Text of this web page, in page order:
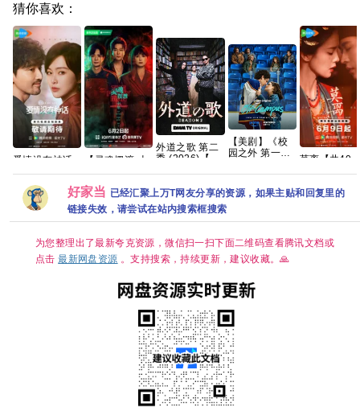
猜你喜欢：
爱情没有神话
(2026)更新中
4k+1080P国语
中字网盘资源
[0.9GB集]
【灵魂摆渡·十
年(2026)】
【全24集】
【1080P高
码】【国语中
字】【单
陆：悬疑 / 惊悚
/ 短片 / 奇幻 /
冒险】【主演:
外道之歌 第二
季 (2026)【附
の歌 2 夸克
【美剧】《校
园之外 第一季
校园恋曲 / 校
外》【中英字
幕】【夸克】
莫离‎【共40
三无千金许配
好家当 已经汇聚上万T网友分享的资源，如果主贴和回复里的
链接失效，请尝试在站内搜索框搜索
为您整理出了最新夸克资源，微信扫一扫下面二维码查看腾讯文档或
点击最新网盘资源 。支持搜索，持续更新，建议收藏。🙏